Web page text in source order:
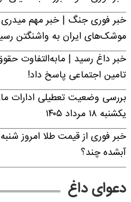
خبر فوری جنگ | خبر مهم میدری
موشک‌های ایران به واشنگتن
خبر داغ رسید | مابه‌التفاوت
تامین اجتماعی پاسخ داد!
بررسی وضعیت تعطیلی ادارات
یکشنبه ۱۸ مرداد ۱۴۰۵
آبشده چند؟
دعوای داغ